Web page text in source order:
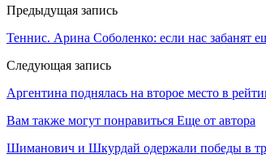
Предыдущая запись
Теннис. Арина Соболенко: если нас забанят
Следующая запись
Аргентина поднялась на второе место в
Вам также могут понравиться Еще от автора
Шиманович и Шкурдай одержали победы в